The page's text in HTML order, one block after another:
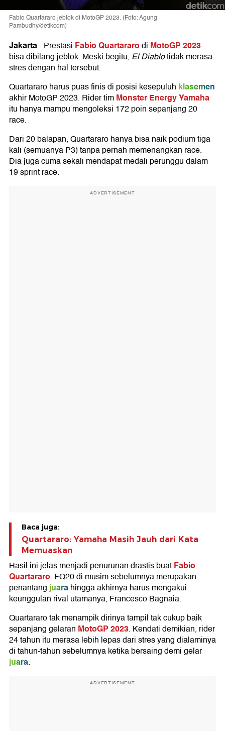
Fabio Quartararo jeblok di MotoGP 2023. (Foto: Agung
Pambudhy/detikcom)
Jakarta-Prestasi Fabio Quartararodi MotoGP 2023
bisa dibilang jeblok. Meski begitu, El Diablotidak merasa
stres dengan hal tersebut.
Quartararo harus puas finis di posisi kesepuluh klasemen
akhir MotoGP 2023. Rider timMonster Energy Yamaha
itu hanya mampu mengoleksi 172 poin sepanjang 20
race.
Dari 20 balapan, Quartararo hanya bisa naik podium tiga
kali (semuanya P3) tanpa pernah memenangkan race.
Dia juga cuma sekali mendapat medali perunggu dalam
19 sprint race.
ADVERTISEMENT
Baca juga:
Quartararo: Yamaha Masih Jauh dari Kata
Memuaskan
Hasil ini jelas menjadi penurunan drastis buatFabio
Quartararo. FQ20 di musim sebelumnya merupakan
penantangjuarahingga akhirnya harus mengakui
keunggulan rival utamanya, Francesco Bagnaia.
Quartararo tak menampik dirinya tampil tak cukup baik
sepanjang gelaran MotoGP 2023. Kendati demikian, rider
24 tahun itu merasa lebih lepas dari stres yang dialaminya
di tahun-tahun sebelumnya ketika bersaing demi gelar
juara.
ADVERTISEMENT